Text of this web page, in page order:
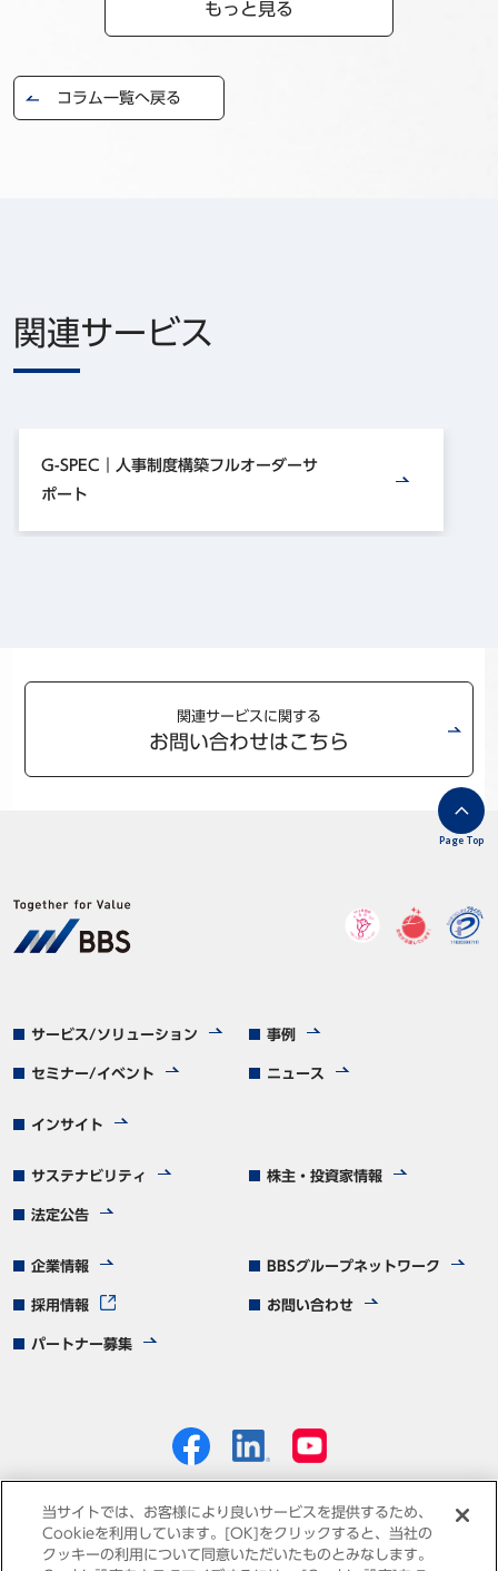
もっと見る
コラム一覧へ戻る
関連サービス
G-SPEC｜人事制度構築フルオーダーサ
ポート
関連サービスに関する
お問い合わせはこちら
サービス/ソリューション 事例
セミナー/イベント ニュース
インサイト
サステナビリティ 株主・投資家情報
法定公告
企業情報 BBSグループネットワーク
採用情報 お問い合わせ
パートナー募集
Page Top
当サイトでは、お客様により良いサービスを提供するため、
Cookieを利用しています。[OK]をクリックすると、当社の
クッキーの利用について同意いただいたものとみなします。